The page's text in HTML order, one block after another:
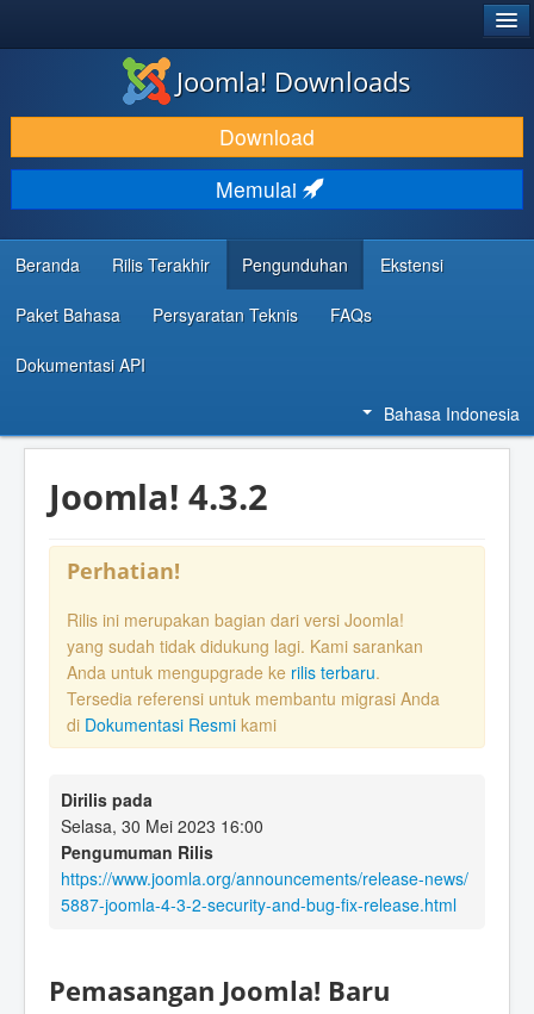
DOWNLOAD & KEMBANGKAN
TEMUKAN & PELAJARI
DUKUNGAN & KOMUNITAS
REFERENSI DEVELOPER
Joomla! Downloads
Download
Memulai
Beranda Rilis Terakhir Pengunduhan Ekstensi
Paket Bahasa Persyaratan Teknis FAQs
Dokumentasi API
Bahasa Indonesia
Joomla! 4.3.2
Perhatian!
Rilis ini merupakan bagian dari versi Joomla!
yang sudah tidak didukung lagi. Kami sarankan
Anda untuk mengupgrade ke rilis terbaru.
Tersedia referensi untuk membantu migrasi Anda
di Dokumentasi Resmi kami
Dirilis pada
Selasa, 30 Mei 2023 16:00
Pengumuman Rilis
https://www.joomla.org/announcements/release-news/
5887-joomla-4-3-2-security-and-bug-fix-release.html
Pemasangan Joomla! Baru